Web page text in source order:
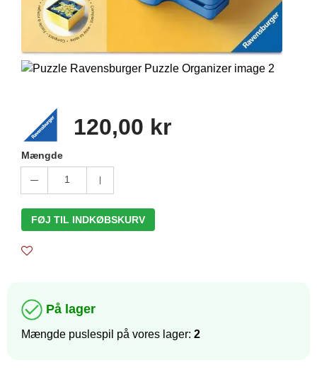
120,00 kr
Mængde
1
FØJ TIL INDKØBSKURV
På lager
Mængde puslespil på vores lager: 2